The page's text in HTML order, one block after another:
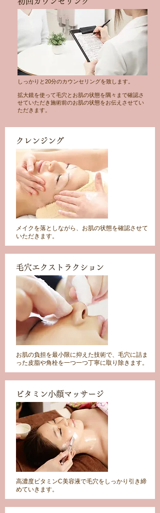
しっかりと20分のカウンセリングを致します。
拡大鏡を使って毛穴とお肌の状態を隅々まで確認さ
せていただき施術前のお肌の状態をお伝えさせてい
ただきます。
クレンジング
メイクを落としながら、お肌の状態を確認させて
いただきます。
毛穴エクストラクション
お肌の負担を最小限に抑えた技術で、毛穴に詰ま
った皮脂や角栓を一つ一つ丁寧に取り除きます。
ビタミン小顔マッサージ
高濃度ビタミンC美容液で毛穴をしっかり引き締
めていきます。